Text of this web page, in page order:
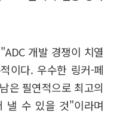
개발 경쟁이 치열
이다. 우수한 링커-페
은 필연적으로 최고의
낼 수 있을 것"이라며